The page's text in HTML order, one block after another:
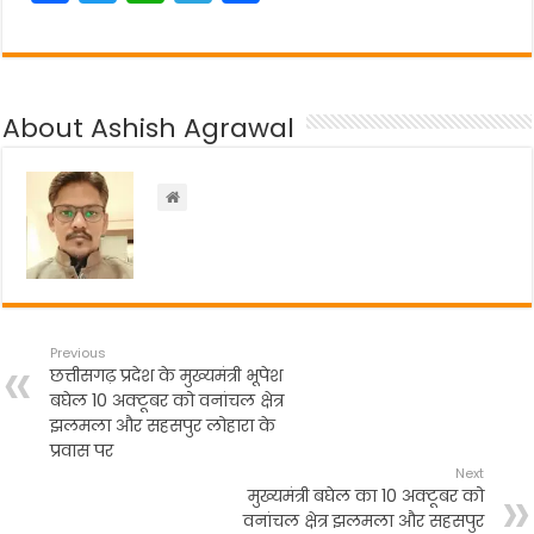
a
c
b
o
o
k
w
itt
h
a
A
p
el
e
a
ar
About Ashish Agrawal
Previous
छत्तीसगढ़ प्रदेश के मुख्यमंत्री भूपेश
बघेल 10 अक्टूबर को वनांचल क्षेत्र
झलमला और सहसपुर लोहारा के
प्रवास पर
Next
मुख्यमंत्री बघेल का 10 अक्टूबर को
वनांचल क्षेत्र झलमला और सहसपुर